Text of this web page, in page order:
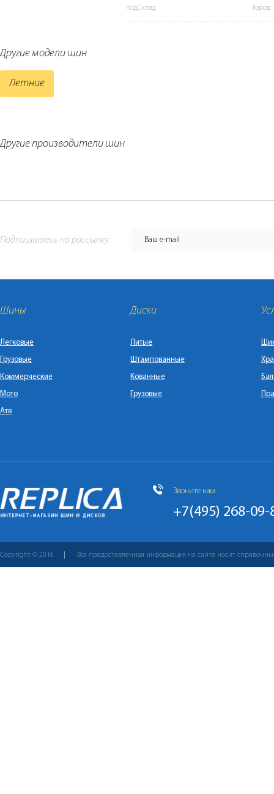
КодСклад Город
Другие модели шин
Летние
Другие производители шин
Подпишитесь на рассылку:
Шины
Легковые
Грузовые
Коммерческие
Мото
Атв
Диски
Литые
Штампованные
Кованные
Грузовые
Звоните нам
+7(495) 268-09-
Copyright © 2016 Вся предоставленная информация на сайте носит